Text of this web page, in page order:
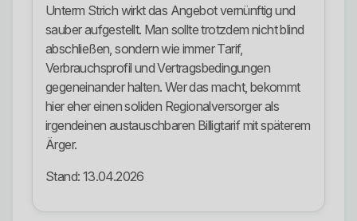
Unterm Strich wirkt das Angebot vernünftig und
sauber aufgestellt. Man sollte trotzdem nicht blind
abschließen, sondern wie immer Tarif,
Verbrauchsprofil und Vertragsbedingungen
gegeneinander halten. Wer das macht, bekommt
hier eher einen soliden Regionalversorger als
irgendeinen austauschbaren Billigtarif mit späterem
Ärger.
Stand: 13.04.2026